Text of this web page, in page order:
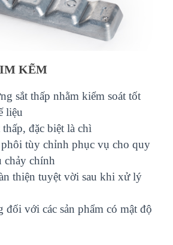
KẼM
sắt thấp nhằm kiểm soát tốt
liệu
thấp, đặc biệt là chì
tùy chỉnh phục vụ cho quy
chảy chính
thiện tuyệt vời sau khi xử lý
đối với các sản phẩm có mật độ